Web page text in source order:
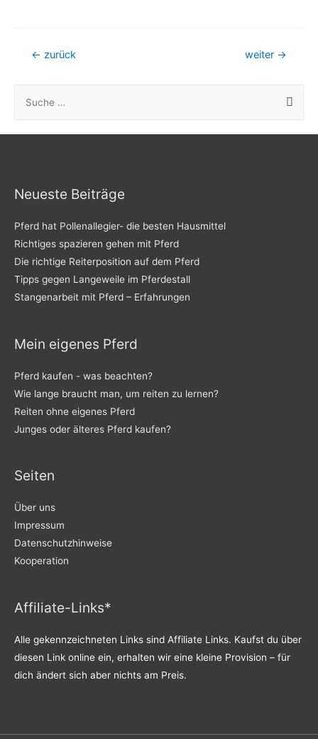
Beitrags-
← zurück weiter →
n
a
c
h
Neueste Beiträge
Pferd hat Pollenallegier- die besten Hausmittel
Richtiges spazieren gehen mit Pferd
Die richtige Reiterposition auf dem Pferd
Tipps gegen Langeweile im Pferdestall
Stangenarbeit mit Pferd – Erfahrungen
Mein eigenes Pferd
Pferd kaufen - was beachten?
Wie lange braucht man, um reiten zu lernen?
Reiten ohne eigenes Pferd
Junges oder älteres Pferd kaufen?
Seiten
Über uns
Impressum
Datenschutzhinweise
Kooperation
Affiliate-Links*
Alle gekennzeichneten Links sind Affiliate Links. Kaufst du über
diesen Link online ein, erhalten wir eine kleine Provision – für
dich ändert sich aber nichts am Preis.